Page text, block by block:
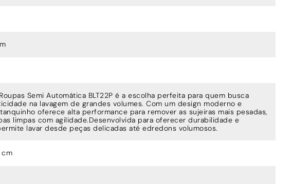
Semi Automática BLT22P é a escolha perfeita para quem busca
na lavagem de grandes volumes. Com um design moderno e
oferece alta performance para remover as sujeiras mais pesadas,
limpas com agilidade.Desenvolvida para oferecer durabilidade e
lavar desde peças delicadas até edredons volumosos.
cm